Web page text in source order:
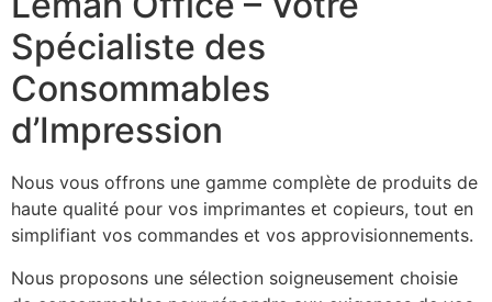
Spécialiste des
Consommables
d’Impression
Nous vous offrons une gamme complète de produits de
haute qualité pour vos imprimantes et copieurs, tout en
simplifiant vos commandes et vos approvisionnements.
Nous proposons une sélection soigneusement choisie